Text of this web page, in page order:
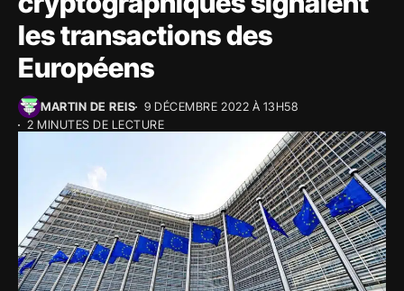
les transactions des
Européens
MARTIN DE REIS
9 DÉCEMBRE 2022 À 13H58
2 MINUTES DE LECTURE